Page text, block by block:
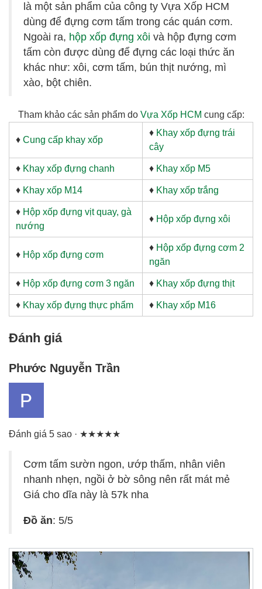
là một sản phẩm của công ty Vựa Xốp HCM
dùng để đựng cơm tấm trong các quán cơm.
Ngoài ra, hộp xốp đựng xôi và hộp đựng cơm
tấm còn được dùng để đựng các loại thức ăn
khác như: xôi, cơm tấm, bún thịt nướng, mì
xào, bột chiên.
Tham khảo các sản phẩm do Vựa Xốp HCM cung cấp:
♦ Cung cấp khay xốp
♦ Khay xốp đựng trái
cây
♦ Khay xốp đựng chanh ♦ Khay xốp M5
♦ Khay xốp M14 ♦ Khay xốp trắng
♦ Hộp xốp đựng vịt quay, gà
nướng
♦ Hộp xốp đựng xôi
♦ Hộp xốp đựng cơm
♦ Hộp xốp đựng cơm 2
ngăn
♦ Hộp xốp đựng cơm 3 ngăn ♦ Khay xốp đựng thịt
♦ Khay xốp đựng thực phẩm ♦ Khay xốp M16
Đánh giá
Phước Nguyễn Trần
Đánh giá 5 sao · ★★★★★
Cơm tấm sườn ngon, ướp thấm, nhân viên
nhanh nhẹn, ngồi ở bờ sông nên rất mát mẻ
Giá cho dĩa này là 57k nha
Đồ ăn: 5/5